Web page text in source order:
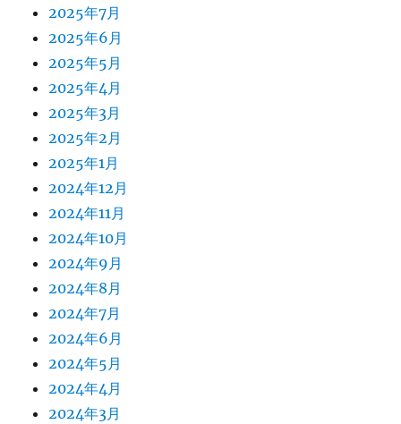
2025年7月
2025年6月
2025年5月
2025年4月
2025年3月
2025年2月
2025年1月
2024年12月
2024年11月
2024年10月
2024年9月
2024年8月
2024年7月
2024年6月
2024年5月
2024年4月
2024年3月